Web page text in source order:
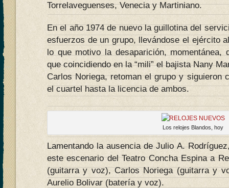
Torrelaveguenses, Venecia y Martiniano.
En el año 1974 de nuevo la guillotina del
esfuerzos de un grupo, llevándose el ejército
lo que motivo la desaparición, momentánea,
que coincidiendo en la “mili” el bajista Nany
Carlos Noriega, retoman el grupo y siguieron
el cuartel hasta la licencia de ambos.
Los relojes Blandos, hoy
Lamentando la ausencia de Julio A.
este escenario del Teatro Concha Espina a
(guitarra y voz), Carlos Noriega (guitarra y
Aurelio Bolivar (batería y voz).